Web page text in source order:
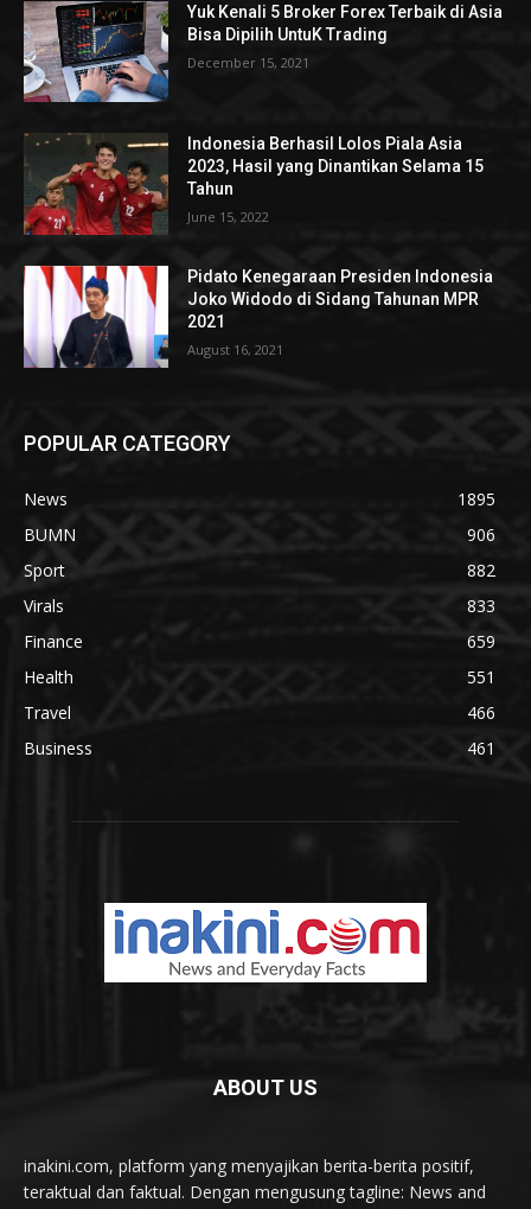
Yuk Kenali 5 Broker Forex Terbaik di Asia
Bisa Dipilih UntuK Trading
December 15, 2021
Indonesia Berhasil Lolos Piala Asia
2023, Hasil yang Dinantikan Selama 15
Tahun
June 15, 2022
Pidato Kenegaraan Presiden Indonesia
Joko Widodo di Sidang Tahunan MPR
2021
August 16, 2021
POPULAR CATEGORY
News
1895
BUMN
906
Sport
882
Virals
833
Finance
659
Health
551
Travel
466
Business
461
ABOUT US
inakini.com, platform yang menyajikan berita-berita positif,
teraktual dan faktual. Dengan mengusung tagline: News and